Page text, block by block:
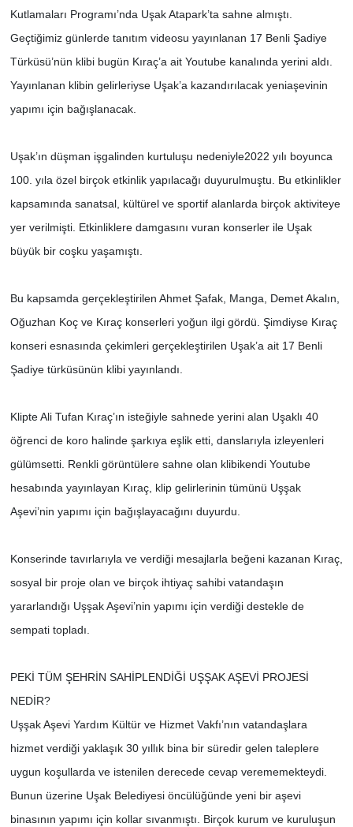
Kutlamaları Programı’nda Uşak Atapark’ta sahne almıştı.
Geçtiğimiz günlerde tanıtım videosu yayınlanan 17 Benli Şadiye
Türküsü’nün klibi bugün Kıraç’a ait Youtube kanalında yerini aldı.
Yayınlanan klibin gelirleriyse Uşak’a kazandırılacak yeniaşevinin
yapımı için bağışlanacak.
Uşak’ın düşman işgalinden kurtuluşu nedeniyle2022 yılı boyunca
100. yıla özel birçok etkinlik yapılacağı duyurulmuştu. Bu etkinlikler
kapsamında sanatsal, kültürel ve sportif alanlarda birçok aktiviteye
yer verilmişti. Etkinliklere damgasını vuran konserler ile Uşak
büyük bir coşku yaşamıştı.
Bu kapsamda gerçekleştirilen Ahmet Şafak, Manga, Demet Akalın,
Oğuzhan Koç ve Kıraç konserleri yoğun ilgi gördü. Şimdiyse Kıraç
konseri esnasında çekimleri gerçekleştirilen Uşak’a ait 17 Benli
Şadiye türküsünün klibi yayınlandı.
Klipte Ali Tufan Kıraç’ın isteğiyle sahnede yerini alan Uşaklı 40
öğrenci de koro halinde şarkıya eşlik etti, danslarıyla izleyenleri
gülümsetti. Renkli görüntülere sahne olan klibikendi Youtube
hesabında yayınlayan Kıraç, klip gelirlerinin tümünü Uşşak
Aşevi’nin yapımı için bağışlayacağını duyurdu.
Konserinde tavırlarıyla ve verdiği mesajlarla beğeni kazanan Kıraç,
sosyal bir proje olan ve birçok ihtiyaç sahibi vatandaşın
yararlandığı Uşşak Aşevi’nin yapımı için verdiği destekle de
sempati topladı.
PEKİ TÜM ŞEHRİN SAHİPLENDİĞİ UŞŞAK AŞEVİ PROJESİ
NEDİR?
Uşşak Aşevi Yardım Kültür ve Hizmet Vakfı’nın vatandaşlara
hizmet verdiği yaklaşık 30 yıllık bina bir süredir gelen taleplere
uygun koşullarda ve istenilen derecede cevap verememekteydi.
Bunun üzerine Uşak Belediyesi öncülüğünde yeni bir aşevi
binasının yapımı için kollar sıvanmıştı. Birçok kurum ve kuruluşun
ÖZEL HABER
SİYASET
Yerel